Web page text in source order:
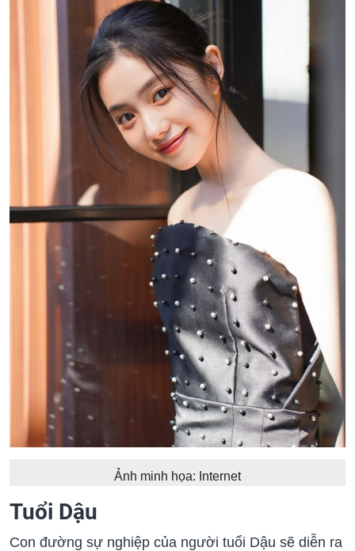
Ảnh minh họa: Internet
Tuổi Dậu
Con đường sự nghiệp của người tuổi Dậu sẽ diễn ra